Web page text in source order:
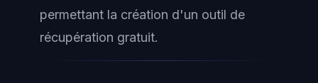
permettant la création d'un outil de
récupération gratuit.